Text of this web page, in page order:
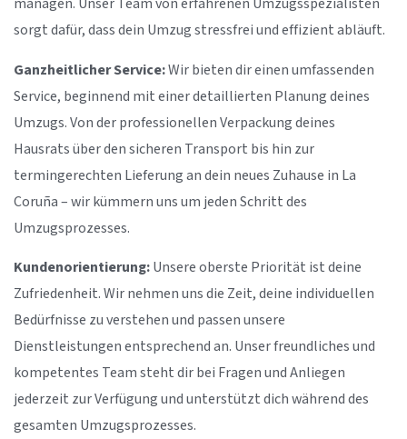
managen. Unser Team von erfahrenen Umzugsspezialisten
sorgt dafür, dass dein Umzug stressfrei und effizient abläuft.
Ganzheitlicher Service:Wir bieten dir einen umfassenden
Service, beginnend mit einer detaillierten Planung deines
Umzugs. Von der professionellen Verpackung deines
Hausrats über den sicheren Transport bis hin zur
termingerechten Lieferung an dein neues Zuhause in La
Coruña – wir kümmern uns um jeden Schritt des
Umzugsprozesses.
Kundenorientierung:Unsere oberste Priorität ist deine
Zufriedenheit. Wir nehmen uns die Zeit, deine individuellen
Bedürfnisse zu verstehen und passen unsere
Dienstleistungen entsprechend an. Unser freundliches und
kompetentes Team steht dir bei Fragen und Anliegen
jederzeit zur Verfügung und unterstützt dich während des
gesamten Umzugsprozesses.